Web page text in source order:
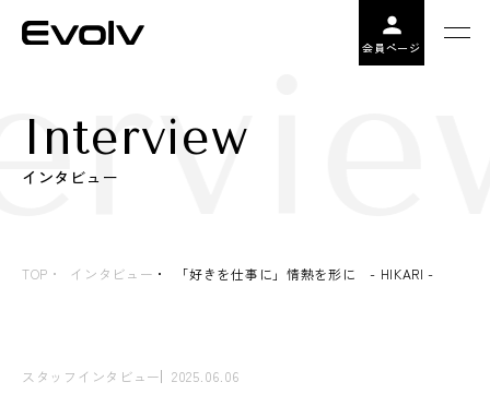
会員ページ
Interview
インタビュー
TOP インタビュー 「好きを仕事に」情熱を形に - HIKARI -
スタッフインタビュー 2025.06.06